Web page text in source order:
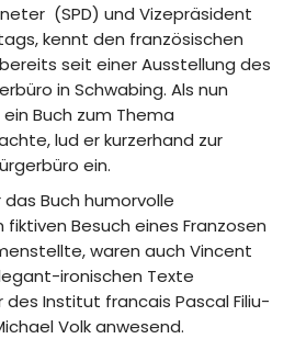
(SPD) und Vizepräsident
kennt den französischen
seit einer Ausstellung des
in Schwabing. Als nun
Buch zum Thema
lud er kurzerhand zur
ein.
Buch humorvolle
Besuch eines Franzosen
waren auch Vincent
ironischen Texte
Institut francais Pascal Filiu-
Volk anwesend.